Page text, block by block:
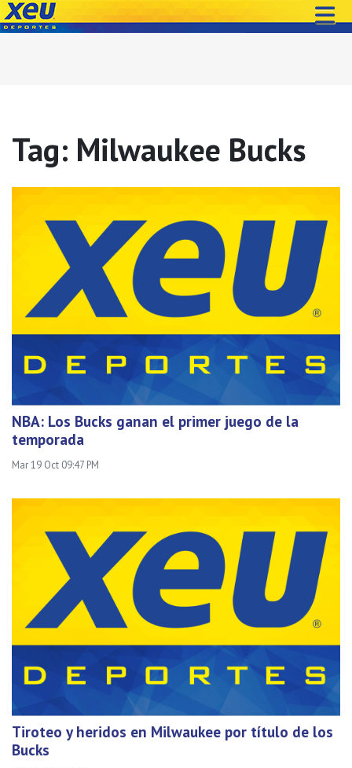
Tag: Milwaukee Bucks
NBA: Los Bucks ganan el primer juego de la
temporada
Mar 19 Oct 09:47 PM
Tiroteo y heridos en Milwaukee por título de los
Bucks